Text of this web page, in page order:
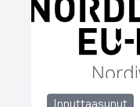
Innuttaasunut